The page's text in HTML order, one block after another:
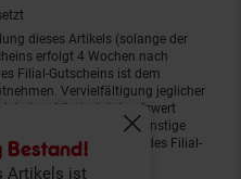
Bestand!
Artikels ist
Fenster
dieses Artikels (solange der
erfolgt 4 Wochen nach
Filial-Gutscheins ist dem
Vervielfältigung jeglicher
ist ohne Mindesteinkaufswert
(PAYBACK oder sonstige
Gültigkeitszeitraum des Filial-